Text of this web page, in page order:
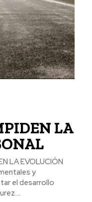
LA
el desarrollo